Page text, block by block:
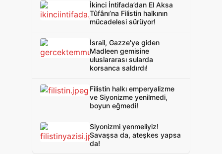
İkinci İntifada’dan El Aksa
Tûfânı’na Filistin halkının
mücadelesi sürüyor!
İsrail, Gazze'ye giden
Madleen gemisine
uluslararası sularda
korsanca saldırdı!
Filistin halkı emperyalizme
ve Siyonizme yenilmedi,
boyun eğmedi!
Siyonizmi yenmeliyiz!
Savaşsa da, ateşkes yapsa
da!